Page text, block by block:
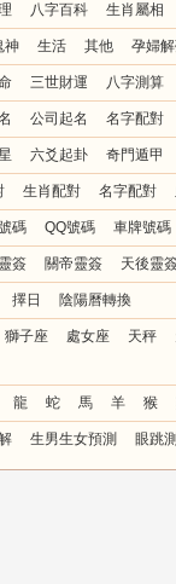
八字百科 生肖屬相
神 生活 其他 孕婦
三世財運 八字測算
公司起名 名字配對
六爻起卦 奇門遁甲
生肖配對 名字配對
碼 QQ號碼 車牌號碼
簽 關帝靈簽 天後靈
擇日 陰陽曆轉換
獅子座 處女座 天秤
龍 蛇 馬 羊 猴
生男生女預測 眼跳